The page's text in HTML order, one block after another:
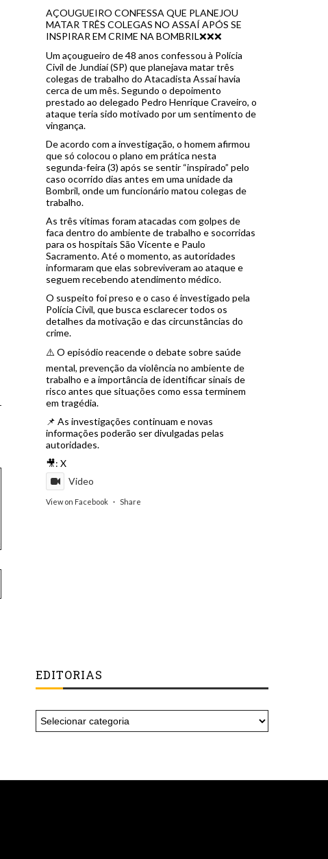
AÇOUGUEIRO CONFESSA QUE PLANEJOU
MATAR TRÊS COLEGAS NO ASSAÍ APÓS SE
INSPIRAR EM CRIME NA BOMBRIL❌❌❌
Um açougueiro de 48 anos confessou à Polícia
Civil de Jundiaí (SP) que planejava matar três
colegas de trabalho do Atacadista Assaí havia
cerca de um mês. Segundo o depoimento
prestado ao delegado Pedro Henrique Craveiro, o
ataque teria sido motivado por um sentimento de
vingança.
De acordo com a investigação, o homem afirmou
que só colocou o plano em prática nesta
segunda-feira (3) após se sentir “inspirado” pelo
caso ocorrido dias antes em uma unidade da
Bombril, onde um funcionário matou colegas de
trabalho.
As três vítimas foram atacadas com golpes de
faca dentro do ambiente de trabalho e socorridas
para os hospitais São Vicente e Paulo
Sacramento. Até o momento, as autoridades
informaram que elas sobreviveram ao ataque e
seguem recebendo atendimento médico.
O suspeito foi preso e o caso é investigado pela
Polícia Civil, que busca esclarecer todos os
detalhes da motivação e das circunstâncias do
crime.
⚠️ O episódio reacende o debate sobre saúde
mental, prevenção da violência no ambiente de
trabalho e a importância de identificar sinais de
risco antes que situações como essa terminem
em tragédia.
📌 As investigações continuam e novas
informações poderão ser divulgadas pelas
autoridades.
🎥: X
Video
View on Facebook · Share
EDITORIAS